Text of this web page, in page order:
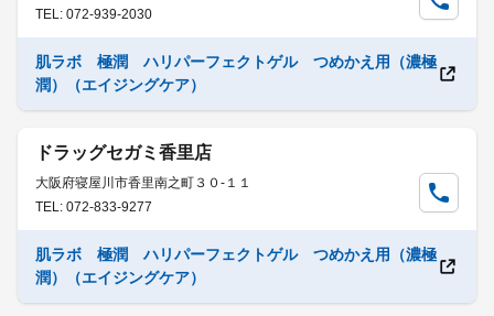
TEL: 072-939-2030
肌ラボ 極潤 ハリパーフェクトゲル つめかえ用（濃極
潤）（エイジングケア）
ドラッグセガミ香里店
大阪府寝屋川市香里南之町３０-１１
TEL: 072-833-9277
肌ラボ 極潤 ハリパーフェクトゲル つめかえ用（濃極
潤）（エイジングケア）